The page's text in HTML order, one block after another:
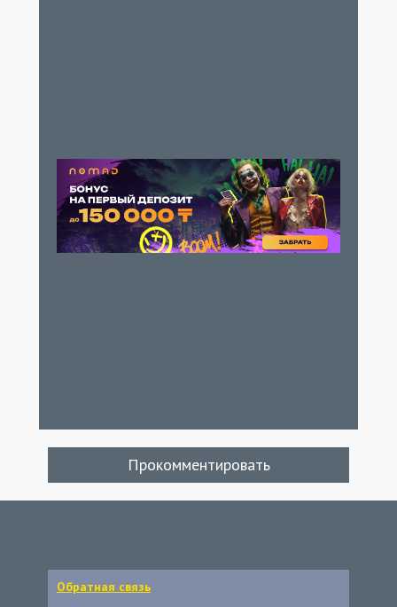
Прокомментировать
Обратная связь